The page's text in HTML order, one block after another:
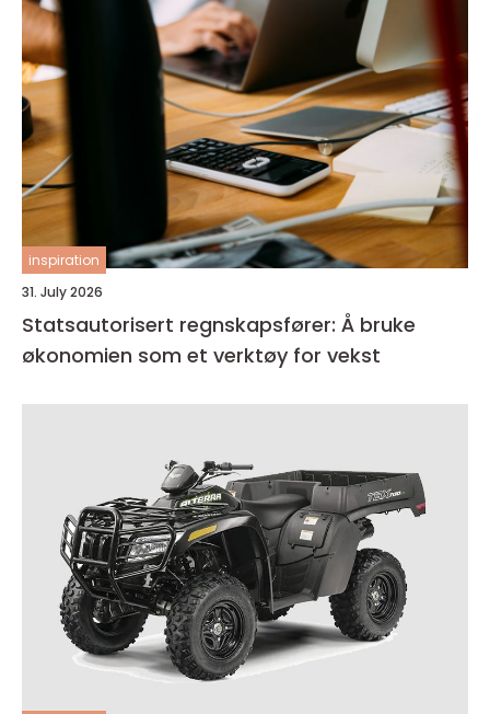
inspiration
31. July 2026
Statsautorisert regnskapsfører: Å bruke
økonomien som et verktøy for vekst